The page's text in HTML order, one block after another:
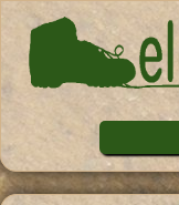
Pasar al contenido